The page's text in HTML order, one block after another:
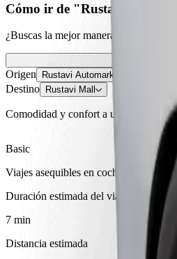
Cómo ir de "Rustavi
¿Buscas la mejor manera de ir de
Origen Rustavi Automarket AUTOPAPA
Destino Rustavi Mall
Comodidad y confort a un botón de
Basic
Viajes asequibles en coches estándar
Duración estimada del viaje
7 min
Distancia estimada